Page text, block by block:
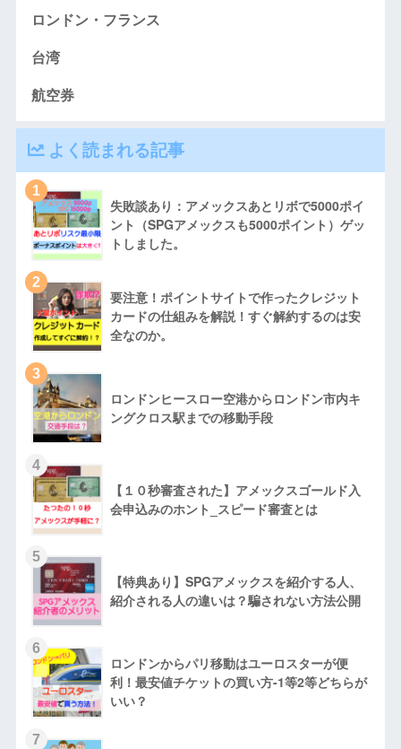
ロンドン・フランス
台湾
航空券
よく読まれる記事
1
失敗談あり：アメックスあとリボで5000ポイ
ント（SPGアメックスも5000ポイント）ゲッ
トしました。
2
要注意！ポイントサイトで作ったクレジット
カードの仕組みを解説！すぐ解約するのは安
全なのか。
3
ロンドンヒースロー空港からロンドン市内キ
ングクロス駅までの移動手段
4
【１０秒審査された】アメックスゴールド入
会申込みのホント_スピード審査とは
5
【特典あり】SPGアメックスを紹介する人、
紹介される人の違いは？騙されない方法公開
6
ロンドンからパリ移動はユーロスターが便
利！最安値チケットの買い方-1等2等どちらが
いい？
7